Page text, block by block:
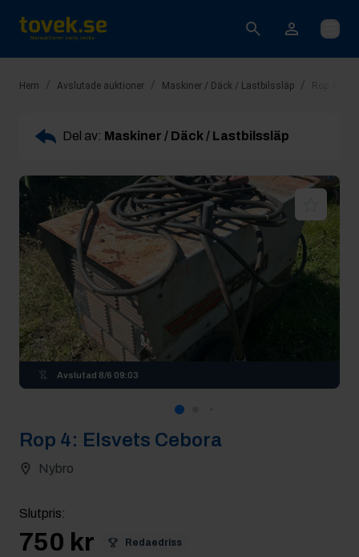
Öppna
Hem / Avslutade auktioner / Maskiner / Däck / Lastbilssläp / Rop 4:
Del av: Maskiner / Däck / Lastbilssläp
Avslutad 8/6 09:03
Rop 4: Elsvets Cebora
Nybro
Slutpris:
750 kr Redaedriss